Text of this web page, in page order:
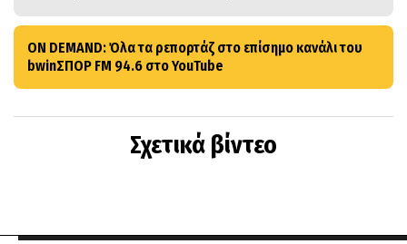
ON DEMAND: Όλα τα ρεπορτάζ στο επίσημο κανάλι του
bwinΣΠΟΡ FM 94.6 στο YouTube
Σχετικά βίντεο